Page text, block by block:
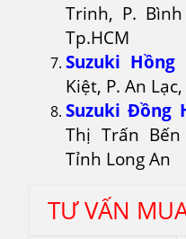
Trinh, P.
Tp.HCM
Suzuki Hồng
Kiệt, P. An
Suzuki Đồng
Thị Trấn
Tỉnh Long An
TƯ VẤN